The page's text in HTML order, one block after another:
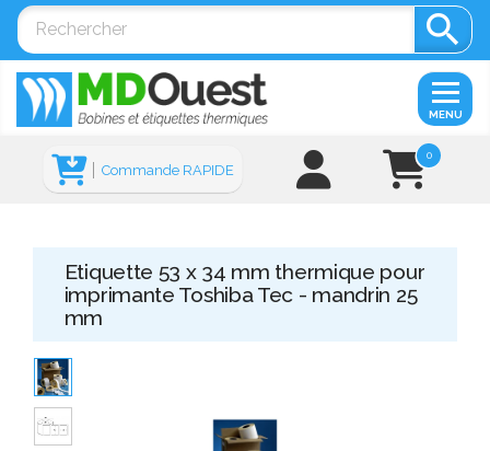

0
Commande RAPIDE
MENU
Etiquette 53 x 34 mm thermique pour
imprimante Toshiba Tec - mandrin 25
mm